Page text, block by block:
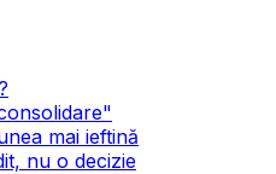
mai ieftină
nu o decizie